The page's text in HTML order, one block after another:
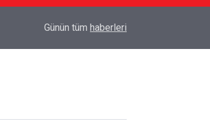
Gaz lambası yağı içen 2 yaşındaki çocuk
Günün tüm haberleri